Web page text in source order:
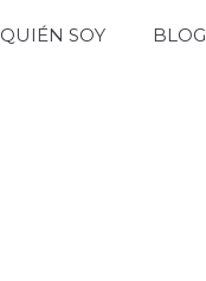
QUIÉN SOY BLOG